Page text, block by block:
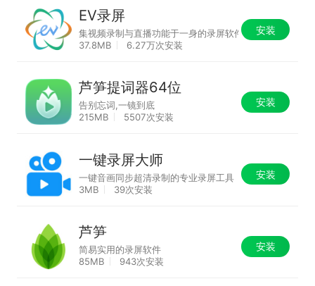
EV录屏
集视频录制与直播功能于一身的录屏软件
37.8MB
6.27万次安装
安装
芦笋提词器64位
告别忘词,一镜到底
215MB
5507次安装
安装
一键录屏大师
一键音画同步超清录制的专业录屏工具
3MB
39次安装
安装
芦笋
简易实用的录屏软件
85MB
943次安装
安装